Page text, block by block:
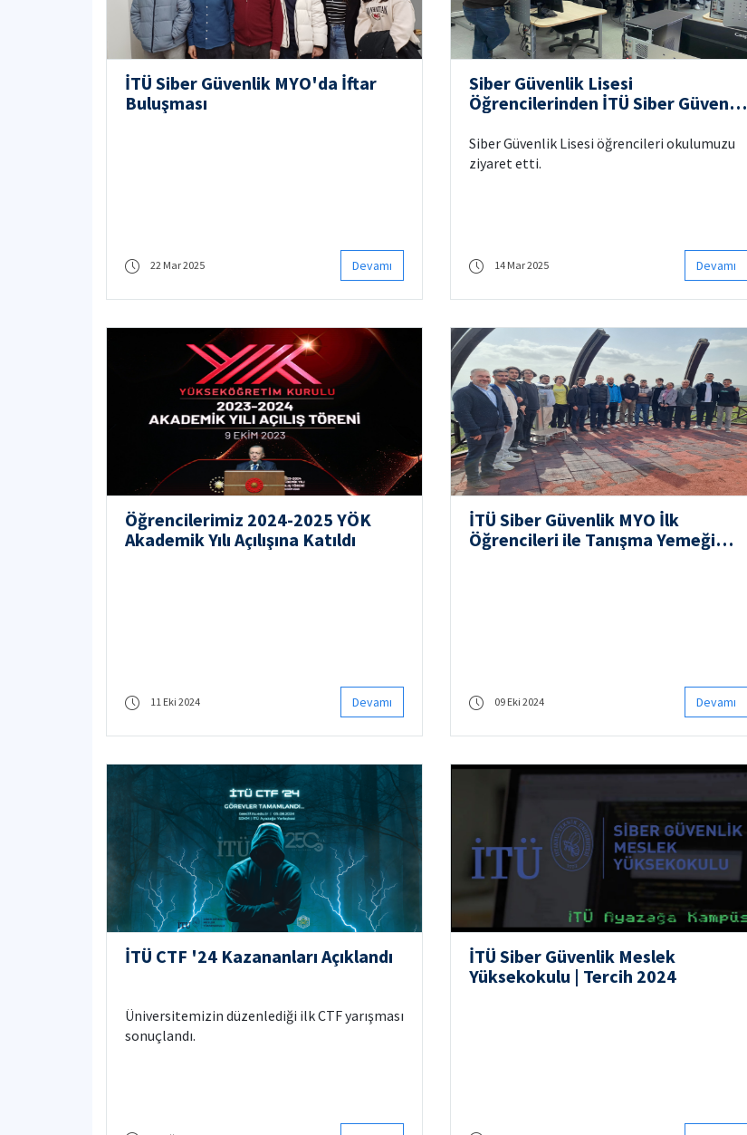
İTÜ Siber Güvenlik MYO'da İftar
Buluşması
22 Mar 2025 Devamı
Siber Güvenlik Lisesi
Öğrencilerinden İTÜ Siber Güvenlik
Siber Güvenlik Lisesi öğrencileri okulumuzu
ziyaret etti.
14 Mar 2025 Devamı
Öğrencilerimiz 2024-2025 YÖK
Akademik Yılı Açılışına Katıldı
11 Eki 2024 Devamı
İTÜ Siber Güvenlik MYO İlk
Öğrencileri ile Tanışma Yemeği
09 Eki 2024 Devamı
İTÜ CTF '24 Kazananları Açıklandı
Üniversitemizin düzenlediği ilk CTF yarışması
sonuçlandı.
İTÜ Siber Güvenlik Meslek
Yüksekokulu | Tercih 2024